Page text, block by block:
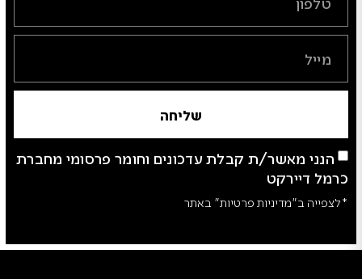
הנני מאשר/ת קבלת עדכונים וחומר פרסומי מחברת
כרמל דיירקט
*לצפייה ב"מדיניות פרטיות" באתר
שליחה